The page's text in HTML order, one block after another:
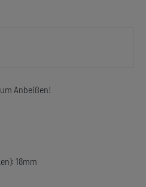
Anbeißen!
18mm